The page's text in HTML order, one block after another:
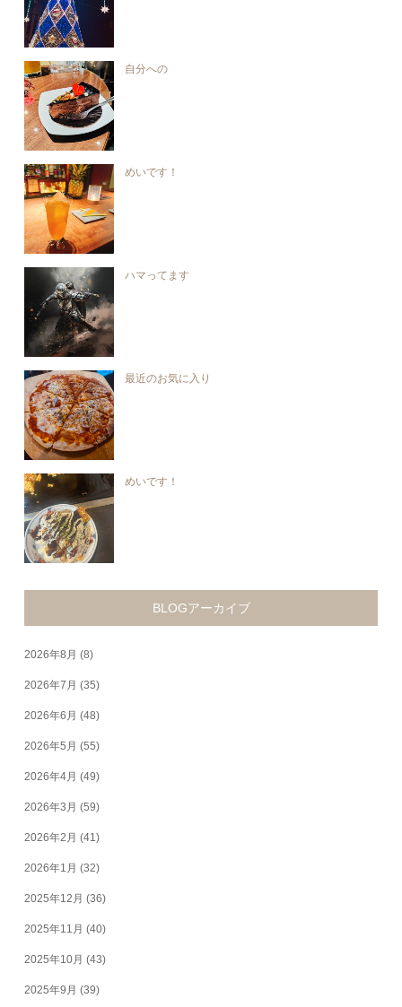
自分への
めいです！
ハマってます
最近のお気に入り
めいです！
BLOGアーカイブ
2026年8月 (8)
2026年7月 (35)
2026年6月 (48)
2026年5月 (55)
2026年4月 (49)
2026年3月 (59)
2026年2月 (41)
2026年1月 (32)
2025年12月 (36)
2025年11月 (40)
2025年10月 (43)
2025年9月 (39)